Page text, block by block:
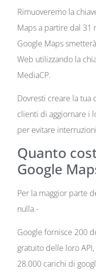
Rimuoveremo la
Maps a partire dal 31
Google Maps
Web utilizzando la
MediaCP.
Dovresti creare la tua
clienti di aggiornare i
per evitare
Quanto
Google
Per la maggior parte
nulla.-
Google fornisce 200
gratuito delle loro
28.000 carichi di